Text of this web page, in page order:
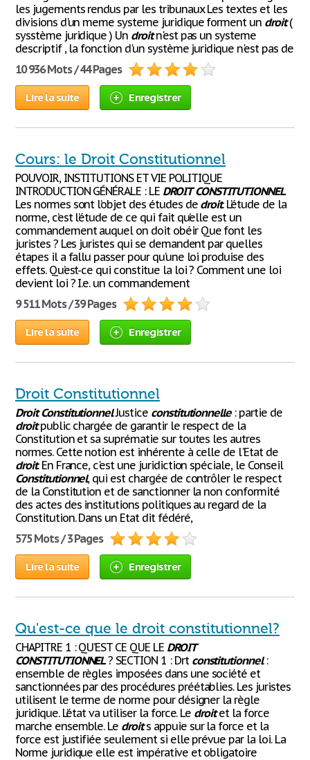
les jugements rendus par les tribunaux Les textes et les
divisions d'un meme systeme juridique forment un droit(
sysstème juridique ) Un droitn'est pas un systeme
descriptif , la fonction d'un système juridique n'est pas de
10 936 Mots / 44 Pages
Lire la suite Enregistrer
Cours: le Droit Constitutionnel
POUVOIR, INSTITUTIONS ET VIE POLITIQUE
INTRODUCTION GÉNÉRALE : LE DROITCONSTITUTIONNEL
Les normes sont l’objet des études de droit. L’étude de la
norme, c’est l’étude de ce qui fait qu’elle est un
commandement auquel on doit obéir Que font les
juristes ? Les juristes qui se demandent par quelles
étapes il a fallu passer pour qu’une loi produise des
effets. Qu’est-ce qui constitue la loi ? Comment une loi
devient loi ? I.e. un commandement
9 511 Mots / 39 Pages
Lire la suite Enregistrer
Droit Constitutionnel
Droit ConstitutionnelJustice constitutionnelle: partie de
droitpublic chargée de garantir le respect de la
Constitution et sa suprématie sur toutes les autres
normes. Cette notion est inhérente à celle de l'Etat de
droit. En France, c'est une juridiction spéciale, le Conseil
Constitutionnel, qui est chargée de contrôler le respect
de la Constitution et de sanctionner la non conformité
des actes des institutions politiques au regard de la
Constitution. Dans un Etat dit fédéré,
575 Mots / 3 Pages
Lire la suite Enregistrer
Qu'est-ce que le droit constitutionnel?
CHAPITRE 1 : QU’EST CE QUE LE DROIT
CONSTITUTIONNEL? SECTION 1 : Drt constitutionnel:
ensemble de règles imposées dans une société et
sanctionnées par des procédures préétablies. Les juristes
utilisent le terme de norme pour désigner la règle
juridique. L’état va utiliser la force. Le droitet la force
marche ensemble. Le droits appuie sur la force et la
force est justifiée seulement si elle prévue par la loi. La
Norme juridique elle est impérative et obligatoire